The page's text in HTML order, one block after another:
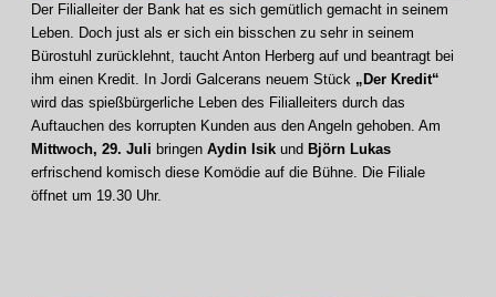
Der Filialleiter der Bank hat es sich gemütlich gemacht in seinem
Leben. Doch just als er sich ein bisschen zu sehr in seinem
Bürostuhl zurücklehnt, taucht Anton Herberg auf und beantragt bei
ihm einen Kredit. In Jordi Galcerans neuem Stück „Der Kredit“
wird das spießbürgerliche Leben des Filialleiters durch das
Auftauchen des korrupten Kunden aus den Angeln gehoben. Am
Mittwoch, 29. Juli bringen Aydin Isik und Björn Lukas
erfrischend komisch diese Komödie auf die Bühne. Die Filiale
öffnet um 19.30 Uhr.